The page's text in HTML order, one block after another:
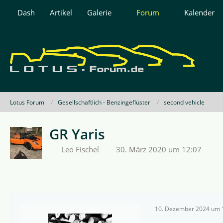
Dash Artikel Galerie Forum Kalender
Lotus Forum Gesellschaftlich - Benzingeflüster second vehicle
GR Yaris
Leo Fischel 30. März 2020 um 12:07
10. Dezember 2024 um